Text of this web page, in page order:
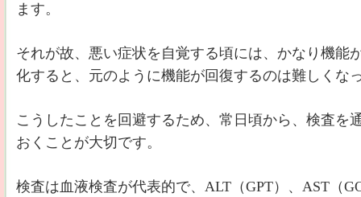
ます。
それが故、悪い症状を自覚する頃には、かなり機能
化すると、元のように機能が回復するのは難しくな
こうしたことを回避するため、常日頃から、検査を
おくことが大切です。
検査は血液検査が代表的で、ALT（GPT）、AST（